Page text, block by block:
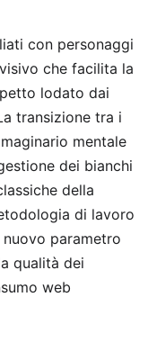
con personaggi
che facilita la
lodato dai
transizione tra i
mentale
dei bianchi
della
di lavoro
parametro
qualità dei
web